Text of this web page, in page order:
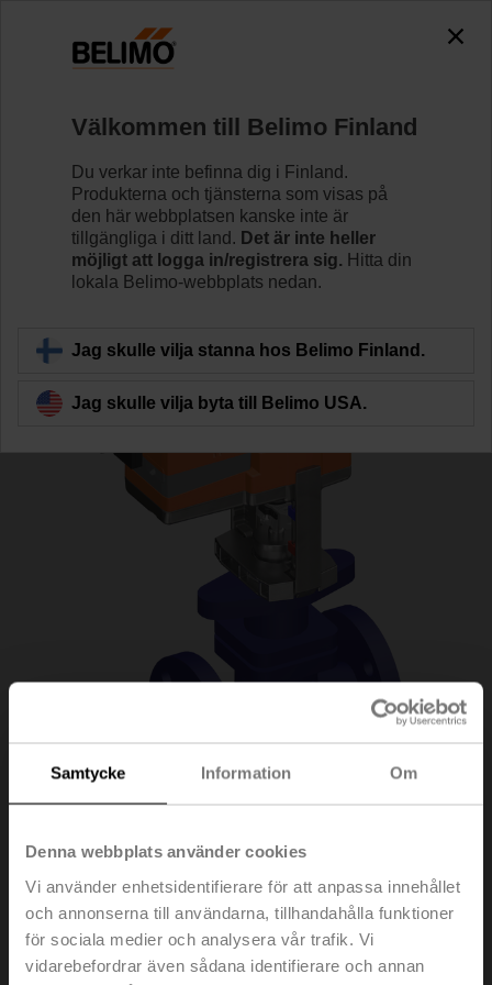
Samtycke Information Om
Denna webbplats använder cookies
Vi använder enhetsidentifierare för att anpassa innehållet
och annonserna till användarna, tillhandahålla funktioner
för sociala medier och analysera vår trafik. Vi
vidarebefordrar även sådana identifierare och annan
H6032X10-S2/NVC24A-SZ-TPC
Läs mer
Tillbaka till produktkategori
H6032X10-
S2/NVC24A-SZ-TPC
Välkommen till Belimo Finland
Du verkar inte befinna dig i Finland.
Produkterna och tjänsterna som visas på
den här webbplatsen kanske inte är
tillgängliga i ditt land. Det är inte heller
möjligt att logga in/registrera sig. Hitta din
lokala Belimo-webbplats nedan.
Jag skulle vilja stanna hos Belimo Finland.
Jag skulle vilja byta till Belimo USA.